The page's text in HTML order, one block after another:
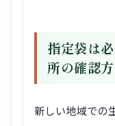
指定袋は
所の確認
新しい地域での